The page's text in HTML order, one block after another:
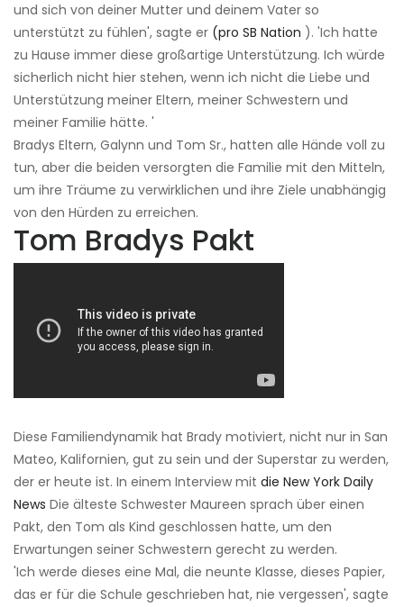
und sich von deiner Mutter und deinem Vater so
unterstützt zu fühlen', sagte er (pro SB Nation ). 'Ich hatte
zu Hause immer diese großartige Unterstützung. Ich würde
sicherlich nicht hier stehen, wenn ich nicht die Liebe und
Unterstützung meiner Eltern, meiner Schwestern und
meiner Familie hätte. '
Bradys Eltern, Galynn und Tom Sr., hatten alle Hände voll zu
tun, aber die beiden versorgten die Familie mit den Mitteln,
um ihre Träume zu verwirklichen und ihre Ziele unabhängig
von den Hürden zu erreichen.
Tom Bradys Pakt
Diese Familiendynamik hat Brady motiviert, nicht nur in San
Mateo, Kalifornien, gut zu sein und der Superstar zu werden,
der er heute ist. In einem Interview mit die New York Daily
News Die älteste Schwester Maureen sprach über einen
Pakt, den Tom als Kind geschlossen hatte, um den
Erwartungen seiner Schwestern gerecht zu werden.
'Ich werde dieses eine Mal, die neunte Klasse, dieses Papier,
das er für die Schule geschrieben hat, nie vergessen', sagte